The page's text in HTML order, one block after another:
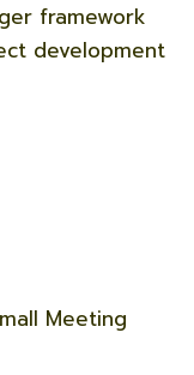
framework
development
Meeting